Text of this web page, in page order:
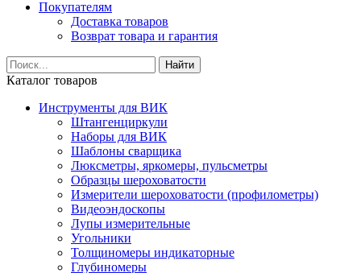
Покупателям
Доставка товаров
Возврат товара и гарантия
Найти
Каталог товаров
Инструменты для ВИК
Штангенциркули
Наборы для ВИК
Шаблоны сварщика
Люксметры, яркомеры, пульсметры
Образцы шероховатости
Измерители шероховатости (профилометры)
Видеоэндоскопы
Лупы измерительные
Угольники
Толщиномеры индикаторные
Глубиномеры